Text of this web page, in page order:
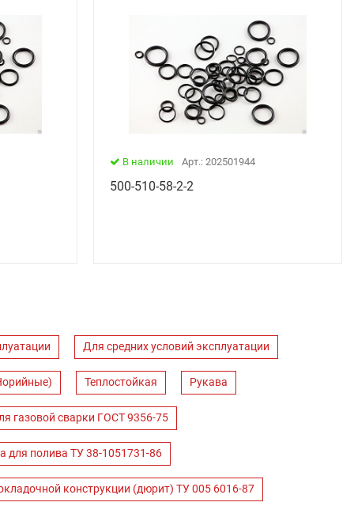
В наличии Арт.: 202501944
500-510-58-2-2
Для средних условий эксплуатации
Теплостойкая Рукава
газовой сварки ГОСТ 9356-75
для полива ТУ 38-1051731-86
конструкции (дюрит) ТУ 005 6016-87